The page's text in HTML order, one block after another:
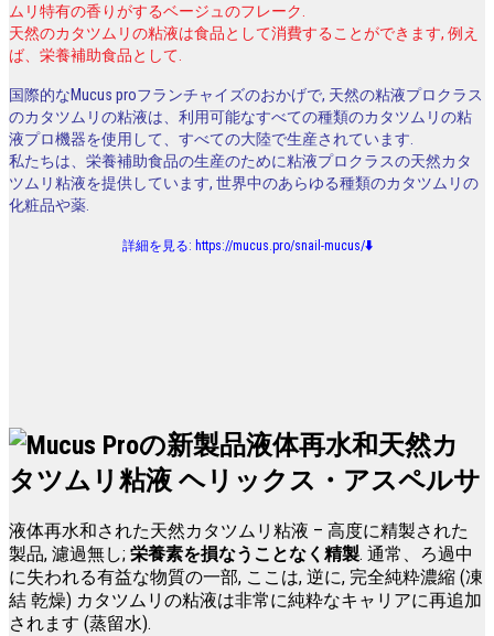
ムリ特有の香りがするベージュのフレーク.
天然のカタツムリの粘液は食品として消費することができます, 例え
ば、栄養補助食品として.
国際的なMucus proフランチャイズのおかげで, 天然の粘液プロクラス
のカタツムリの粘液は、利用可能なすべての種類のカタツムリの粘
液プロ機器を使用して、すべての大陸で生産されています.
私たちは、栄養補助食品の生産のために粘液プロクラスの天然カタ
ツムリ粘液を提供しています, 世界中のあらゆる種類のカタツムリの
化粧品や薬.
詳細を見る: https://mucus.pro/snail-mucus/⬇️
液体再水和天然カ
タツムリ粘液 ヘリックス・アスペルサ
液体再水和された天然カタツムリ粘液 – 高度に精製された
製品, 濾過無し; 栄養素を損なうことなく精製. 通常、ろ過中
に失われる有益な物質の一部, ここは, 逆に, 完全純粋濃縮 (凍
結 乾燥) カタツムリの粘液は非常に純粋なキャリアに再追加
されます (蒸留水).